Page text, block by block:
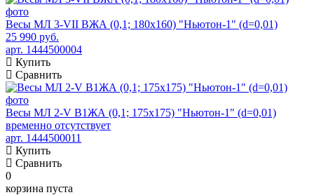
Весы МЛ 3-VII ВЖА (0,1; 180x160) "Ньютон-1" (d=0,01)
25 990 руб.
арт. 1444500004
Купить
Сравнить
Весы МЛ 2-V В1ЖА (0,1; 175x175) "Ньютон-1" (d=0,01)
временно отсутствует
арт. 1444500011
Купить
Сравнить
0
корзина пуста